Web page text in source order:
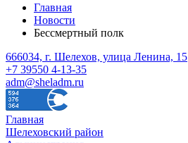
Главная
Новости
Бессмертный полк
666034, г. Шелехов, улица Ленина, 15
+7 39550 4-13-35
adm@sheladm.ru
Главная
Шелеховский район